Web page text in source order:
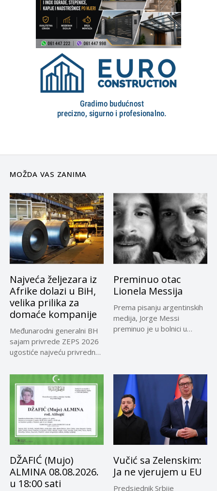
MOŽDA VAS ZANIMA
Najveća željezara iz
Afrike dolazi u BiH,
velika prilika za
domaće kompanije
Međunarodni generalni BH
sajam privrede ZEPS 2026
ugostiće najveću privrednu
Preminuo otac
Lionela Messija
Prema pisanju argentinskih
medija, Jorge Messi
preminuo je u bolnici u
DŽAFIĆ (Mujo)
ALMINA 08.08.2026.
u 18:00 sati
Vučić sa Zelenskim:
Ja ne vjerujem u EU
Predsjednik Srbije